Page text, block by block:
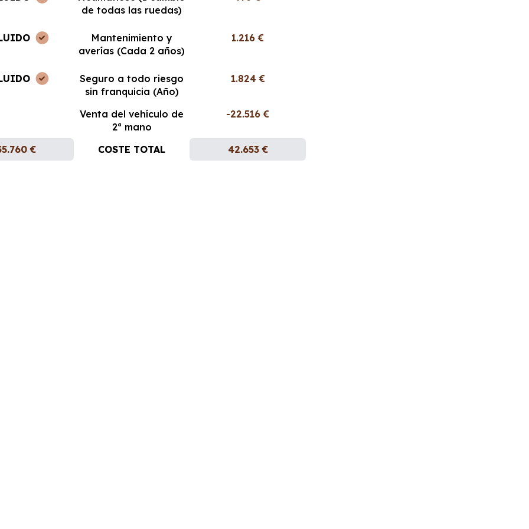
de todas las ruedas)
Mantenimiento y
averías (Cada 2 años)
1.216 €
Seguro a todo riesgo
sin franquicia (Año)
1.824 €
Venta del vehículo de
2ª mano
-22.516 €
€ COSTE TOTAL 42.653 €